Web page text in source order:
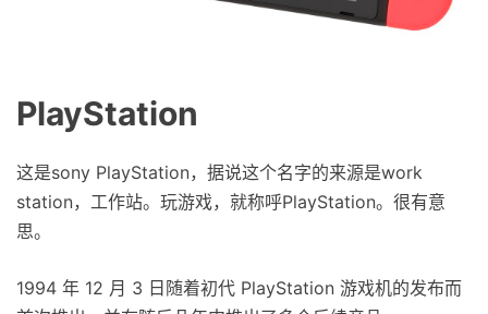
PlayStation
这是sony PlayStation，据说这个名字的来源是work
station，工作站。玩游戏，就称呼PlayStation。很有意
思。
1994 年 12 月 3 日随着初代 PlayStation 游戏机的发布而